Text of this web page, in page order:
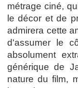
métrage ciné,
le décor et de
admirera cette
d'assumer le
absolument
générique de
nature du film,